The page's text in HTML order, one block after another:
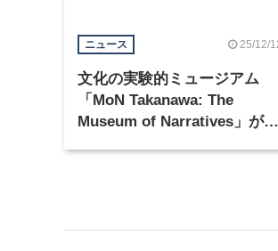
ニュース 25/12/
文化の実験的ミュージアム
「MoN Takanawa: The
Museum of Narratives」が